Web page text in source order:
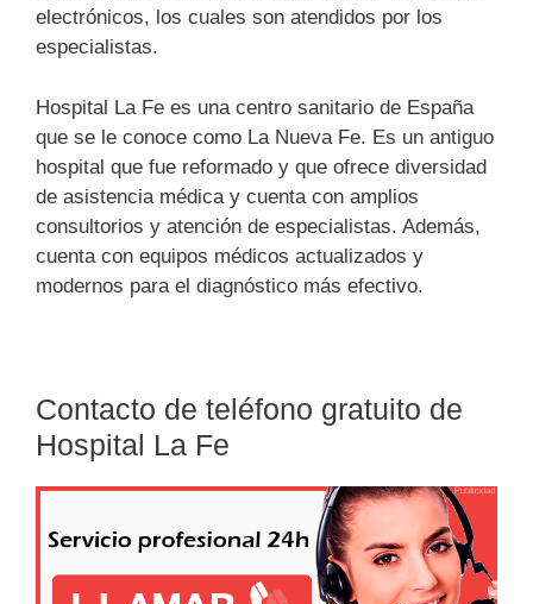
electrónicos, los cuales son atendidos por los
especialistas.
Hospital La Fe es una centro sanitario de España
que se le conoce como La Nueva Fe. Es un antiguo
hospital que fue reformado y que ofrece diversidad
de asistencia médica y cuenta con amplios
consultorios y atención de especialistas. Además,
cuenta con equipos médicos actualizados y
modernos para el diagnóstico más efectivo.
Contacto de teléfono gratuito de
Hospital La Fe